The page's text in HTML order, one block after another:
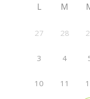
L M
27 28
3 4
10 11